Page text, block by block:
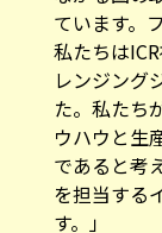
ています。
私たちは
レンジング
た。私たち
ウハウと生
であると考
を担当する
す。」